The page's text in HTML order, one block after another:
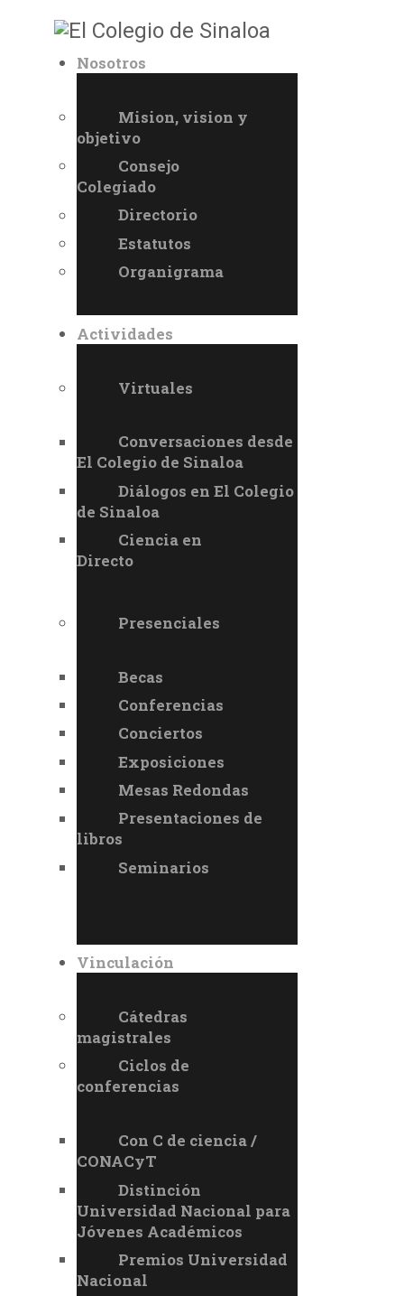
Nosotros
Mision, vision y
objetivo
Consejo
Colegiado
Directorio
Estatutos
Organigrama
Actividades
Virtuales
Conversaciones desde
El Colegio de Sinaloa
Diálogos en El Colegio
de Sinaloa
Ciencia en
Directo
Presenciales
Becas
Conferencias
Conciertos
Exposiciones
Mesas Redondas
Presentaciones de
libros
Seminarios
Vinculación
Cátedras
magistrales
Ciclos de
conferencias
Con C de ciencia /
CONACyT
Distinción
Universidad Nacional para
Jóvenes Académicos
Premios Universidad
Nacional